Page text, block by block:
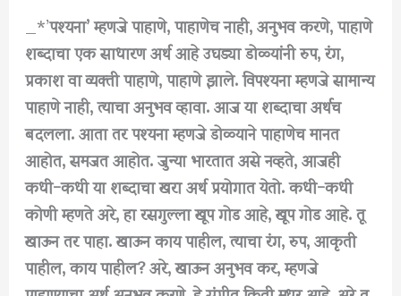
_*’पश्यना’ म्हणजे पाहाणे, पाहाणेच नाही, अनुभव करणे, पाहाणे
शब्दाचा एक साधारण अर्थ आहे उघड्या डोळ्यांनी रुप, रंग,
प्रकाश वा व्यक्ती पाहाणे, पाहाणे झाले. विपश्यना म्हणजे सामान्य
पाहाणे नाही, त्याचा अनुभव व्हावा. आज या शब्दाचा अर्थच
बदलला. आता तर पश्यना म्हणजे डोळ्याने पाहाणेच मानत
आहोत, समजत आहोत. जुन्या भारतात असे नव्हते, आजही
कधी-कधी या शब्दाचा खरा अर्थ प्रयोगात येतो. कधी-कधी
कोणी म्हणते अरे, हा रसगुल्ला खूप गोड आहे, खूप गोड आहे. तू
खाऊन तर पाहा. खाऊन काय पाहील, त्याचा रंग, रुप, आकृती
पाहील, काय पाहील? अरे, खाऊन अनुभव कर, म्हणजे